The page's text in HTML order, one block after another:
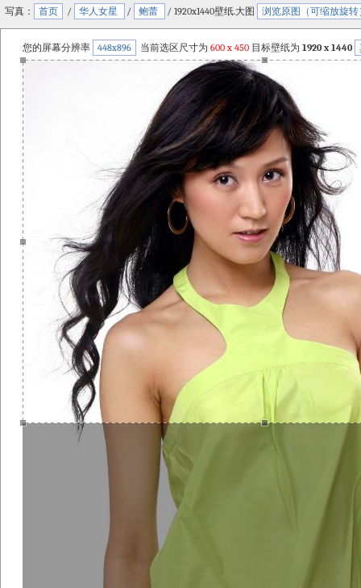
写真： 首页 / 华人女星 / 鲍蕾 / 1920x1440壁纸.大图 浏览原图（可缩放旋转
您的屏幕分辨率 448x896 当前选区尺寸为 600 x 450 目标壁纸为 1920 x 1440